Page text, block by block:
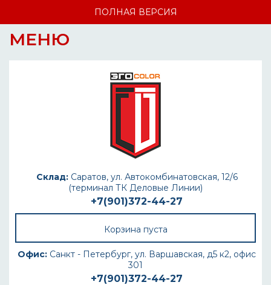
ПОЛНАЯ ВЕРСИЯ
МЕНЮ
Склад:Саратов, ул. Автокомбинатовская, 12/6
(терминал ТК Деловые Линии)
+7(901)372-44-27
Корзина пуста
Офис: Санкт - Петербург, ул. Варшавская, д5 к2, офис
301
+7(901)372-44-27